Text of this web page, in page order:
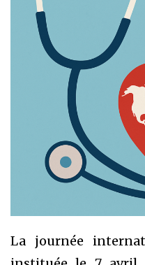
La journée